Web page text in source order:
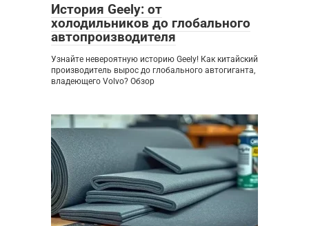
История Geely: от
холодильников до глобального
автопроизводителя
Узнайте невероятную историю Geely! Как китайский
производитель вырос до глобального автогиганта,
владеющего Volvo? Обзор